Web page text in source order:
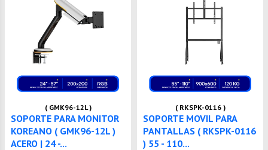
( GMK96-12L )
SOPORTE PARA MONITOR
KOREANO ( GMK96-12L )
ACERO | 24 -...
( RKSPK-0116 )
SOPORTE MOVIL PARA
PANTALLAS ( RKSPK-0116
) 55 - 110...